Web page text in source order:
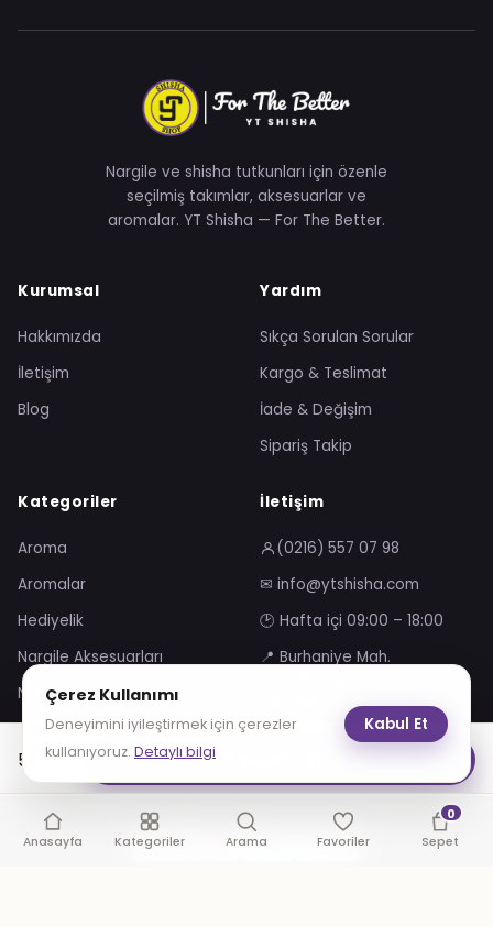
571.30₺
Nargile ve shisha tutkunları için özenle
seçilmiş takımlar, aksesuarlar ve
aromalar. YT Shisha — For The Better.
Kurumsal
Hakkımızda
İletişim
Blog
Yardım
Sıkça Sorulan Sorular
Kargo & Teslimat
İade & Değişim
Sipariş Takip
Kategoriler
Aroma
Aromalar
Hediyelik
Nargile Aksesuarları
Nargile Takımları
İletişim
(0216) 557 07 98
✉ info@ytshisha.com
🕑 Hafta içi 09:00 – 18:00
📍 Burhaniye Mah.
Üsküdar / İstanbul
Mesafeli Satış SözleşmesiGizlilik Sözleşmesi
KVKK Aydınlatma Metni
Çerez Politikası
VISA troy
Anasayfa Kategoriler Arama Favoriler
0
Sepet
Çerez Kullanımı
Deneyimini iyileştirmek için çerezler
kullanıyoruz. Detaylı bilgi
Kabul Et